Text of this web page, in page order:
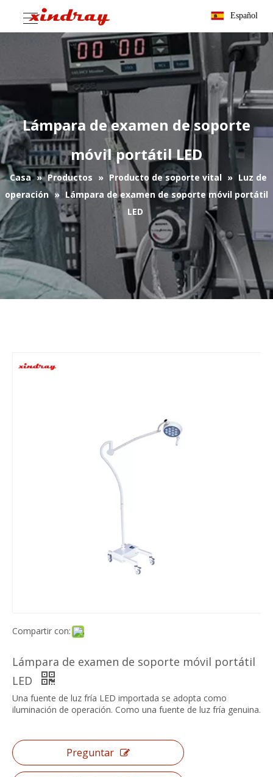
Español
Lámpara de examen de soporte
móvil portátil LED
Casa » Productos » Producto de soporte vital » Luz de
operación » Lámpara de examen de soporte móvil portátil
LED
Compartir con:
Lámpara de examen de soporte móvil portátil
LED
Una fuente de luz fría LED importada se adopta como
iluminación de operación. Como una fuente de luz fría genuina.
Preguntar